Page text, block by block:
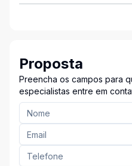
Proposta
Preencha os campos para
especialistas entre em